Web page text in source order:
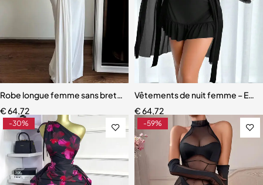
Robe longue femme sans bretelles – Paillettes patchwork, dos nu
€64,72
Vêtements de nuit femme –
€64,72
-30% -59%